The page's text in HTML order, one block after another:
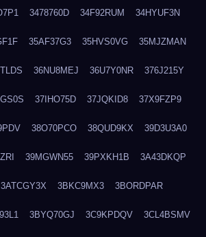
3478760D 34F92RUM 34HYUF3N
35AF37G3 35HVS0VG 35MJZMAN
36NU8MEJ 36U7Y0NR 376J215Y
37IHO75D 37JQKID8 37X9FZP9
38O70PCO 38QUD9KX 39D3U3A0
39MGWN55 39PXKH1B 3A43DKQP
3ATCGY3X 3BKC9MX3 3BORDPAR
3BYQ70GJ 3C9KPDQV 3CL4BSMV